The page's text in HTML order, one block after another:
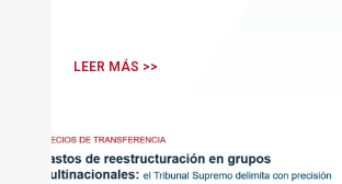
LEER MÁS >>